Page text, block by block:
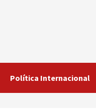
Política Internacional